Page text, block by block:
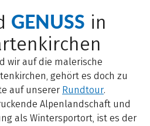
GENUSS in
wir auf die malerische
gehört es doch zu
auf unserer Rundtour.
Alpenlandschaft und
als Wintersportort, ist es der